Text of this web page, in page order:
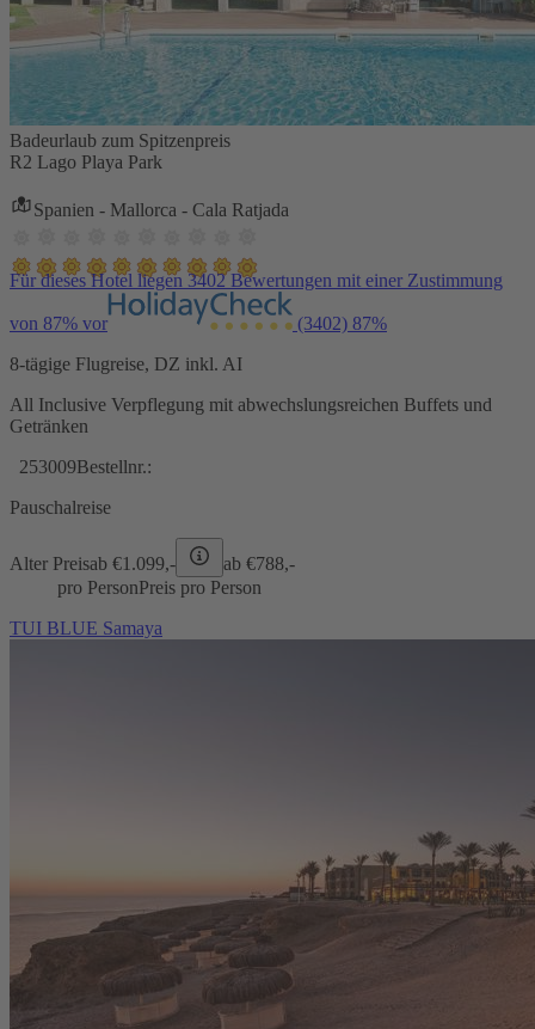
Badeurlaub zum Spitzenpreis
R2 Lago Playa Park
Spanien - Mallorca - Cala Ratjada
Für dieses Hotel liegen 3402 Bewertungen mit einer Zustimmung
von 87% vor (3402) 87%
8-tägige Flugreise, DZ inkl. AI
All Inclusive Verpflegung mit abwechslungsreichen Buffets und
Getränken
253009Bestellnr.:
Pauschalreise
Alter Preisab €1.099,- ab €788,-
pro PersonPreis pro Person
TUI BLUE Samaya